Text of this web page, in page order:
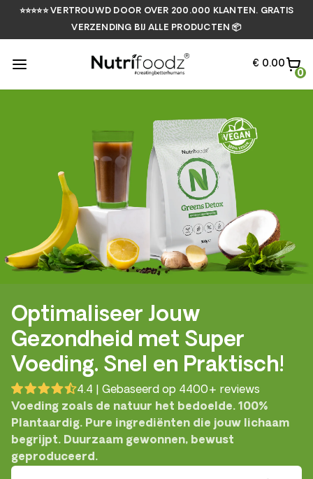
⭐⭐⭐⭐⭐ VERTROUWD DOOR OVER 200.000 KLANTEN. GRATIS
VERZENDING BIJ ALLE PRODUCTEN 📦
€ 0.00
0
Optimaliseer Jouw
Gezondheid met Super
Voeding. Snel en Praktisch!
4.4 | Gebaseerd op 4400+ reviews
Voeding zoals de natuur het bedoelde. 100%
Plantaardig. Pure ingrediënten die jouw lichaam
begrijpt. Duurzaam gewonnen, bewust
geproduceerd.